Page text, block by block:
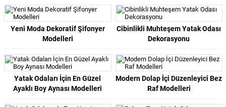
Yeni Moda Dekoratif Şifonyer
Modelleri
Cibinlikli Muhteşem Yatak Odası
Dekorasyonu
Yatak Odaları İçin En Güzel
Ayaklı Boy Aynası Modelleri
Modern Dolap İçi Düzenleyici Bez
Raf Modelleri